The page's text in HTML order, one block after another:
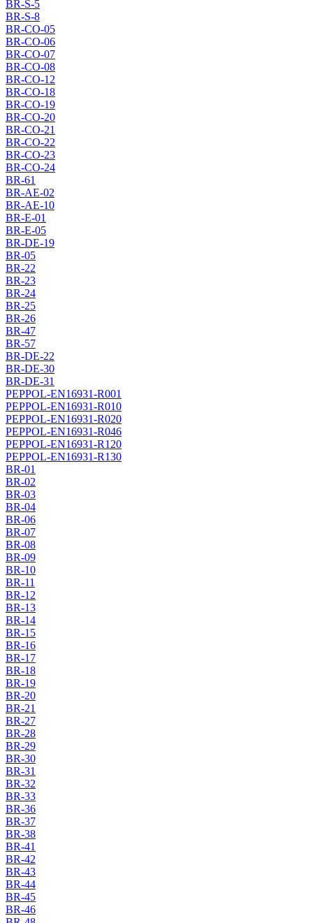
BR-S-5
BR-S-8
BR-CO-05
BR-CO-06
BR-CO-07
BR-CO-08
BR-CO-12
BR-CO-18
BR-CO-19
BR-CO-20
BR-CO-21
BR-CO-22
BR-CO-23
BR-CO-24
BR-61
BR-AE-02
BR-AE-10
BR-E-01
BR-E-05
BR-DE-19
BR-05
BR-22
BR-23
BR-24
BR-25
BR-26
BR-47
BR-57
BR-DE-22
BR-DE-30
BR-DE-31
PEPPOL-EN16931-R001
PEPPOL-EN16931-R010
PEPPOL-EN16931-R020
PEPPOL-EN16931-R046
PEPPOL-EN16931-R120
PEPPOL-EN16931-R130
BR-01
BR-02
BR-03
BR-04
BR-06
BR-07
BR-08
BR-09
BR-10
BR-11
BR-12
BR-13
BR-14
BR-15
BR-16
BR-17
BR-18
BR-19
BR-20
BR-21
BR-27
BR-28
BR-29
BR-30
BR-31
BR-32
BR-33
BR-36
BR-37
BR-38
BR-41
BR-42
BR-43
BR-44
BR-45
BR-46